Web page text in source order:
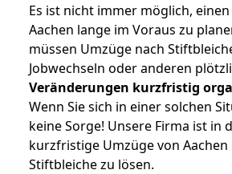
Es ist nicht immer möglich,
Aachen lange im Voraus zu
müssen Umzüge nach
Jobwechseln oder anderen
Veränderungen kurzfristig
Wenn Sie sich in einer solchen
keine Sorge! Unsere Firma ist in
kurzfristige Umzüge von Aachen
Stiftbleiche zu lösen.